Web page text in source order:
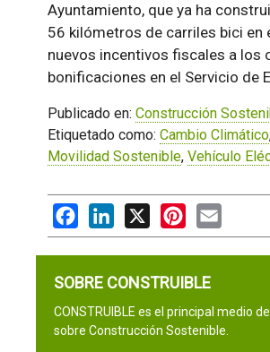
Ayuntamiento, que ya ha
56 kilómetros de carriles bici en
nuevos incentivos fiscales a los
bonificaciones en el Servicio de
Publicado en: Construcción
Etiquetado como: Cambio Climático
Movilidad Sostenible, Vehículo
FacebookLinkedIn
X PinterestEmail
SOBRE CONSTRUIBLE
CONSTRUIBLE es el principal medio
sobre Construcción Sostenible.